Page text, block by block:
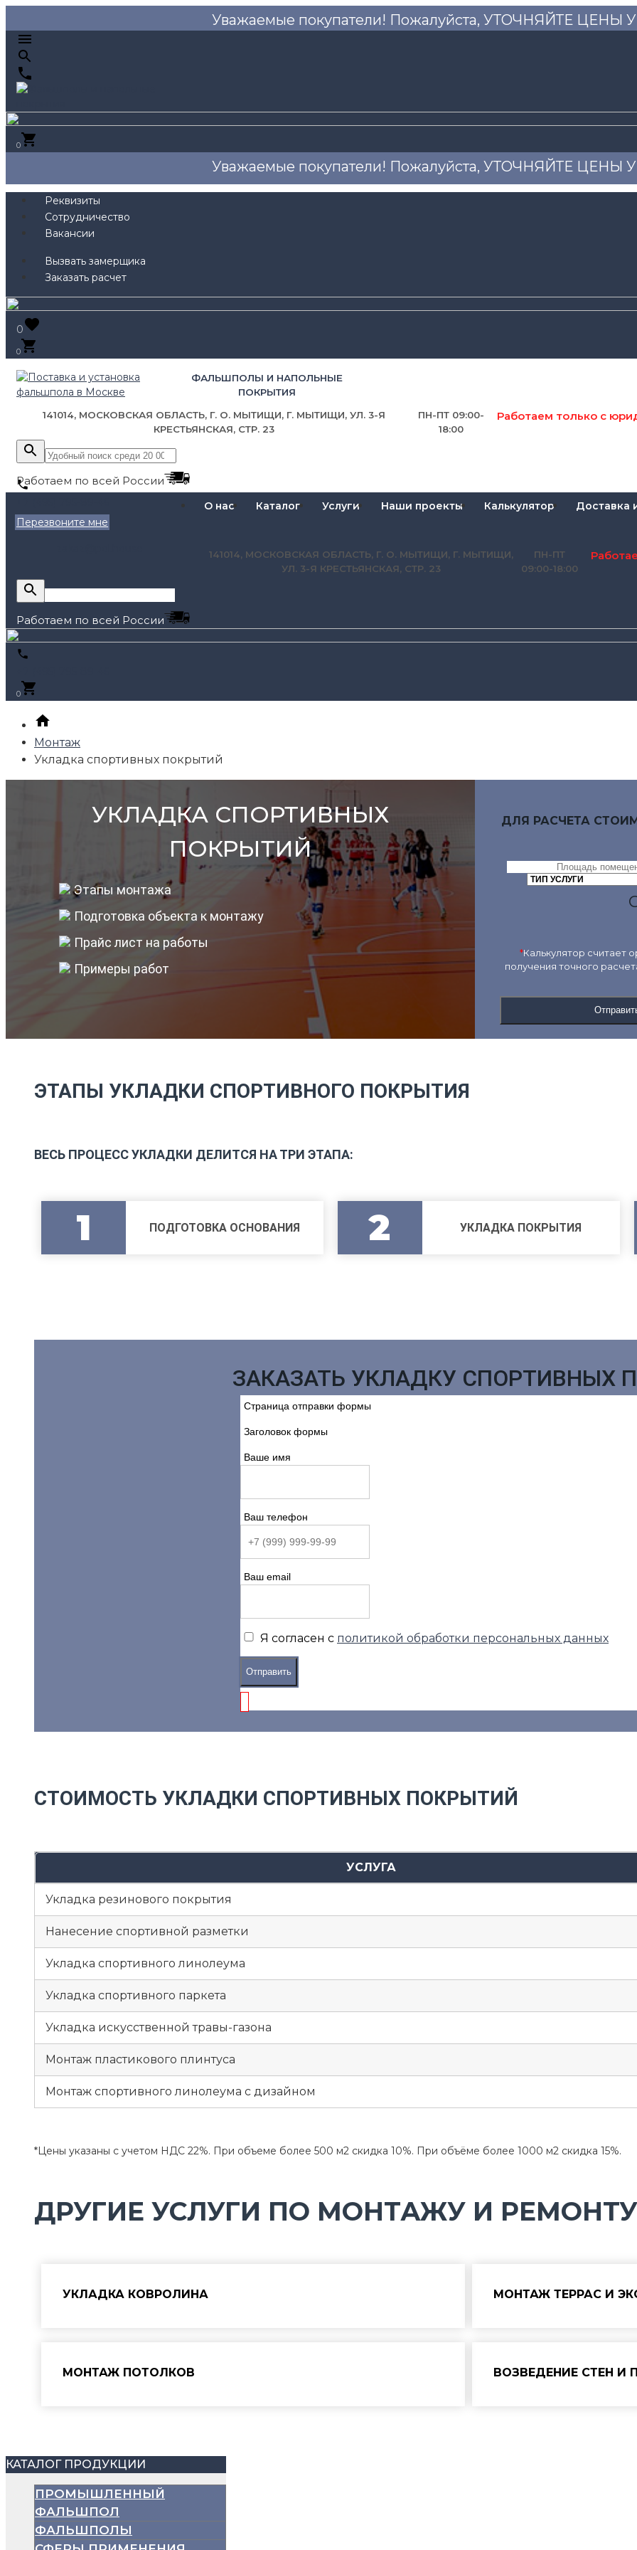
Уважаемые покупатели! Пожалуйста, УТОЧНЯЙТЕ
0
Уважаемые покупатели! Пожалуйста, УТОЧНЯЙТЕ
Реквизиты
Сотрудничество
Вакансии
Вызвать замерщика
Заказать расчет
0
0
ФАЛЬШПОЛЫ И НАПОЛЬНЫЕ
ПОКРЫТИЯ
141014, МОСКОВСКАЯ ОБЛАСТЬ, Г. О. МЫТИЩИ, Г. МЫТИЩИ, УЛ. 3-Я
КРЕСТЬЯНСКАЯ, СТР. 23
ПН-ПТ 09:00-
18:00
Работаем только с
Работаем по всей России
Перезвоните мне
О нас Каталог Услуги Наши проекты Калькулятор Доставка
141014, МОСКОВСКАЯ ОБЛАСТЬ, Г. О. МЫТИЩИ, Г. МЫТИЩИ,
УЛ. 3-Я КРЕСТЬЯНСКАЯ, СТР. 23
ПН-ПТ
09:00-18:00
Работаем по всей России
0
Монтаж
Укладка спортивных покрытий
УКЛАДКА СПОРТИВНЫХ
ПОКРЫТИЙ
Этапы монтажа
Подготовка объекта к монтажу
Прайс лист на работы
Примеры работ
ДЛЯ РАСЧЕТА
*Калькулятор считает
получения точного
ЭТАПЫ УКЛАДКИ СПОРТИВНОГО ПОКРЫТИЯ
ВЕСЬ ПРОЦЕСС УКЛАДКИ ДЕЛИТСЯ НА ТРИ ЭТАПА:
1 ПОДГОТОВКА ОСНОВАНИЯ 2 УКЛАДКА ПОКРЫТИЯ
ЗАКАЗАТЬ УКЛАДКУ СПОРТИВНЫХ
Страница отправки формы
Заголовок формы
Ваше имя
Ваш телефон
Ваш email
Я согласен с политикой обработки персональных данных
Отправить
СТОИМОСТЬ УКЛАДКИ СПОРТИВНЫХ ПОКРЫТИЙ
УСЛУГА
Укладка резинового покрытия
Нанесение спортивной разметки
Укладка спортивного линолеума
Укладка спортивного паркета
Укладка искусственной травы-газона
Монтаж пластикового плинтуса
Монтаж спортивного линолеума с дизайном
*Цены указаны с учетом НДС 22%. При объеме более 500 м2 скидка 10%. При объёме более 1000 м2 скидка 15%.
ДРУГИЕ УСЛУГИ ПО МОНТАЖУ И
УКЛАДКА КОВРОЛИНА МОНТАЖ ТЕРРАС И
МОНТАЖ ПОТОЛКОВ ВОЗВЕДЕНИЕ СТЕН И
КАТАЛОГ ПРОДУКЦИИ
ПРОМЫШЛЕННЫЙ
ФАЛЬШПОЛ
ФАЛЬШПОЛЫ